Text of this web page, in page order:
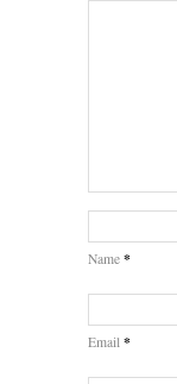
Name *
Email *